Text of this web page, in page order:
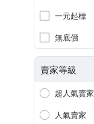
一元起標
無底價
賣家等級
超人氣賣家
人氣賣家